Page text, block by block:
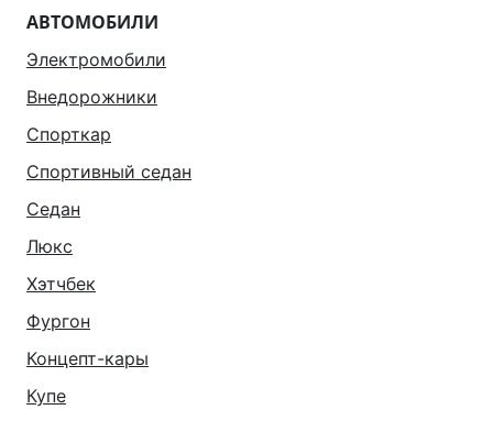
АВТОМОБИЛИ
Электромобили
Внедорожники
Спорткар
Спортивный седан
Седан
Люкс
Хэтчбек
Фургон
Концепт-кары
Купе